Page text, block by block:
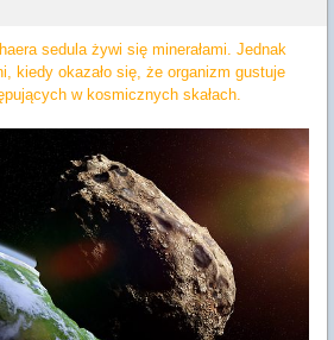
sedula żywi się minerałami. Jednak
kiedy okazało się, że organizm gustuje
w kosmicznych skałach.